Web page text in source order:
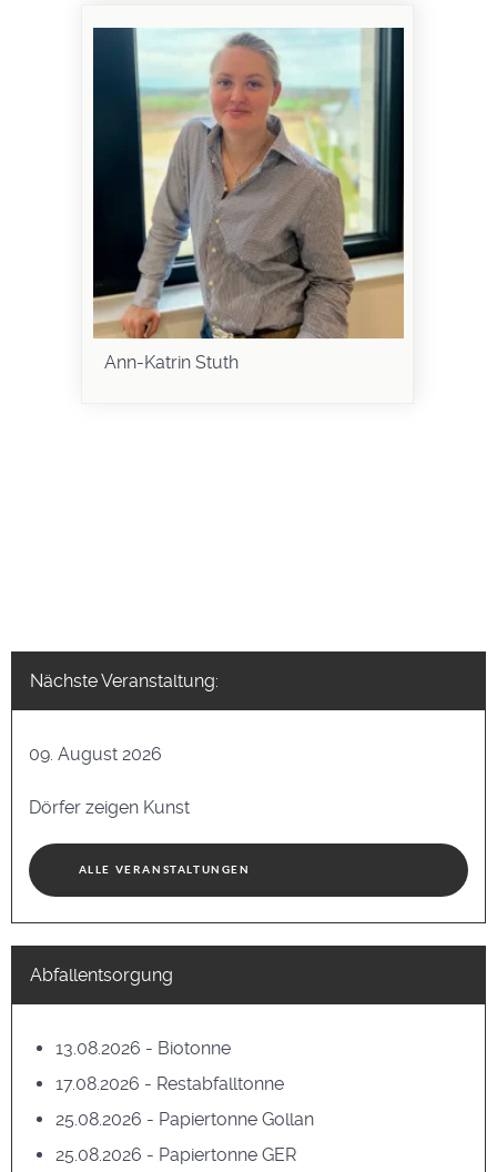
Ann-Katrin Stuth
Nächste Veranstaltung:
09. August 2026
Dörfer zeigen Kunst
ALLE VERANSTALTUNGEN
Abfallentsorgung
13.08.2026 - Biotonne
17.08.2026 - Restabfalltonne
25.08.2026 - Papiertonne Gollan
25.08.2026 - Papiertonne GER